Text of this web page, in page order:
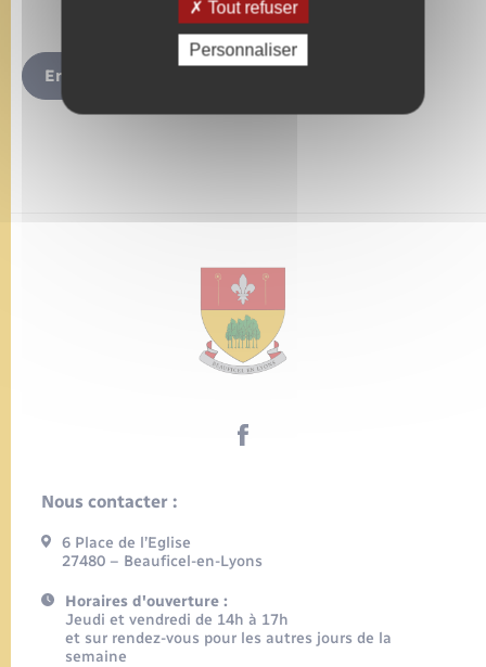
Envoyer
Nous contacter :
6 Place de l’Eglise
27480 – Beauficel-en-Lyons
Horaires d'ouverture :
Jeudi et vendredi de 14h à 17h
et sur rendez-vous pour les autres jours de la
semaine
Tout refuser
Personnaliser